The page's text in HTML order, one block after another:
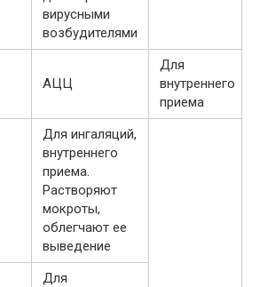
вирусными
возбудителями
АЦЦ
Для
внутреннего
приема
Для ингаляций,
внутреннего
приема.
Растворяют
мокроты,
облегчают ее
выведение
Для